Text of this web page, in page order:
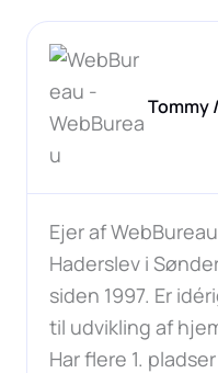
Tommy
Ejer af
Haderslev i
siden 1997. Er
til udvikling af
Har flere 1.